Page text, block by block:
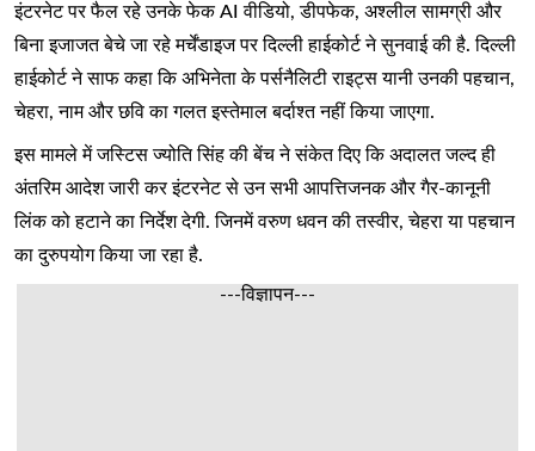
इंटरनेट पर फैल रहे उनके फेक AI वीडियो, डीपफेक, अश्लील सामग्री और
बिना इजाजत बेचे जा रहे मर्चेंडाइज पर दिल्ली हाईकोर्ट ने सुनवाई की है. दिल्ली
हाईकोर्ट ने साफ कहा कि अभिनेता के पर्सनैलिटी राइट्स यानी उनकी पहचान,
चेहरा, नाम और छवि का गलत इस्तेमाल बर्दाश्त नहीं किया जाएगा.
इस मामले में जस्टिस ज्योति सिंह की बेंच ने संकेत दिए कि अदालत जल्द ही
अंतरिम आदेश जारी कर इंटरनेट से उन सभी आपत्तिजनक और गैर-कानूनी
लिंक को हटाने का निर्देश देगी. जिनमें वरुण धवन की तस्वीर, चेहरा या पहचान
का दुरुपयोग किया जा रहा है.
---विज्ञापन---